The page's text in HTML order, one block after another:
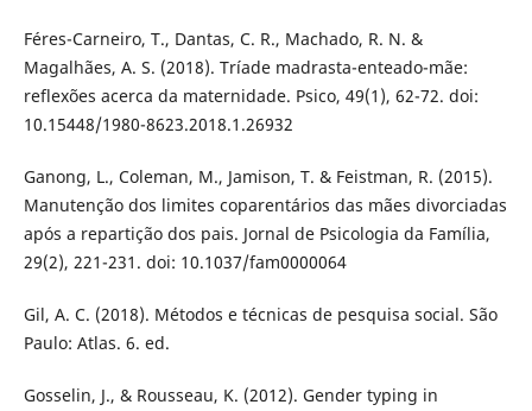
Féres-Carneiro, T., Dantas, C. R., Machado, R. N. &
Magalhães, A. S. (2018). Tríade madrasta-enteado-mãe:
reflexões acerca da maternidade. Psico, 49(1), 62-72. doi:
10.15448/1980-8623.2018.1.26932
Ganong, L., Coleman, M., Jamison, T. & Feistman, R. (2015).
Manutenção dos limites coparentários das mães divorciadas
após a repartição dos pais. Jornal de Psicologia da Família,
29(2), 221-231. doi: 10.1037/fam0000064
Gil, A. C. (2018). Métodos e técnicas de pesquisa social. São
Paulo: Atlas. 6. ed.
Gosselin, J., & Rousseau, K. (2012). Gender typing in